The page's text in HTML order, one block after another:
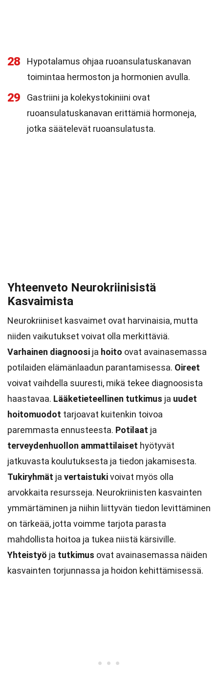
28
Hypotalamus ohjaa ruoansulatuskanavan
toimintaa hermoston ja hormonien avulla.
29
Gastriini ja kolekystokiniini ovat
ruoansulatuskanavan erittämiä hormoneja,
jotka säätelevät ruoansulatusta.
Yhteenveto Neurokriinisistä
Kasvaimista
Neurokriiniset kasvaimet ovat harvinaisia, mutta
niiden vaikutukset voivat olla merkittäviä.
Varhainen diagnoosi ja hoito ovat avainasemassa
potilaiden elämänlaadun parantamisessa. Oireet
voivat vaihdella suuresti, mikä tekee diagnoosista
haastavaa. Lääketieteellinen tutkimus ja uudet
hoitomuodot tarjoavat kuitenkin toivoa
paremmasta ennusteesta. Potilaat ja
terveydenhuollon ammattilaiset hyötyvät
jatkuvasta koulutuksesta ja tiedon jakamisesta.
Tukiryhmät ja vertaistukivoivat myös olla
arvokkaita resursseja. Neurokriinisten kasvainten
ymmärtäminen ja niihin liittyvän tiedon levittäminen
on tärkeää, jotta voimme tarjota parasta
mahdollista hoitoa ja tukea niistä kärsiville.
Yhteistyö ja tutkimus ovat avainasemassa näiden
kasvainten torjunnassa ja hoidon kehittämisessä.